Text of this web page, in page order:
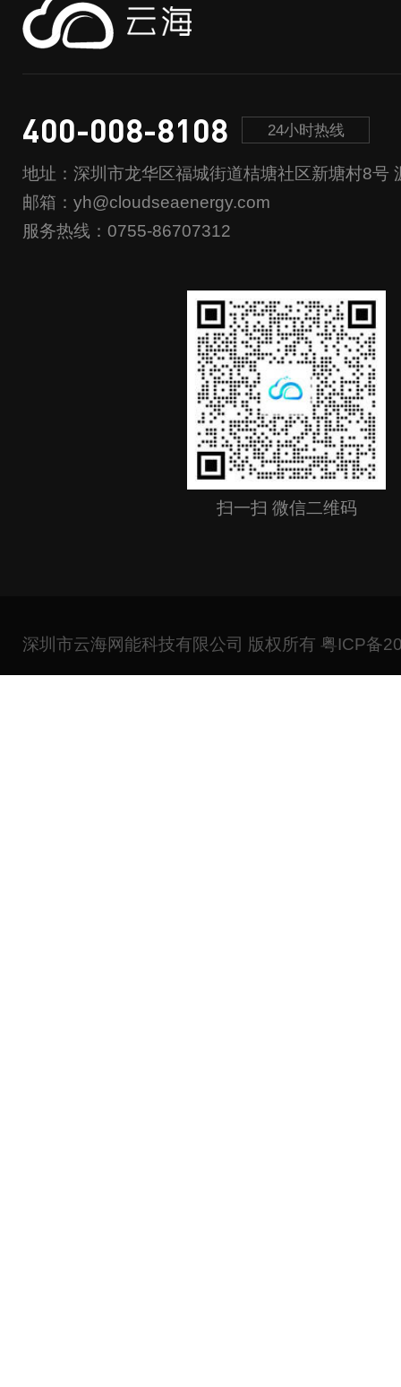
400-008-8108 24小时热线
地址：深圳市龙华区福城街道桔塘社区新塘村8号
邮箱：yh@cloudseaenergy.com
服务热线：0755-86707312
扫一扫 微信二维码
深圳市云海网能科技有限公司 版权所有 粤ICP备